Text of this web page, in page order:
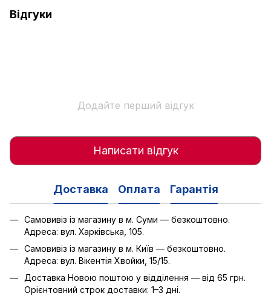
Відгуки
Додайте перший відгук
Написати відгук
Доставка Оплата Гарантія
Самовивіз із магазину в м. Суми — безкоштовно.
Адреса: вул. Харківська, 105.
Самовивіз із магазину в м. Київ — безкоштовно.
Адреса: вул. Вікентія Хвойки, 15/15.
Доставка Новою поштою у відділення — від 65 грн.
Орієнтовний строк доставки: 1–3 дні.